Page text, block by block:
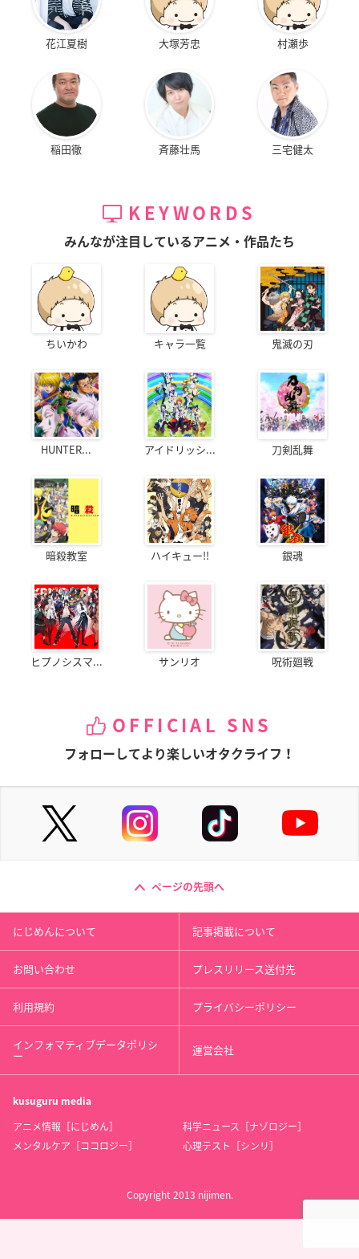
花江夏樹 大塚芳忠 村瀬歩
稲田徹 斉藤壮馬 三宅健太
KEYWORDS
みんなが注目しているアニメ・作品たち
ちいかわ キャラ一覧 鬼滅の刃
HUNTER... アイドリッシ... 刀剣乱舞
暗殺教室 ハイキュー!! 銀魂
ヒプノシスマ... サンリオ 呪術廻戦
OFFICIAL SNS
フォローしてより楽しいオタクライフ！
ページの先頭へ
にじめんについて 記事掲載について
お問い合わせ プレスリリース送付先
利用規約 プライバシーポリシー
インフォマティブデータポリシ
ー 運営会社
kusuguru media
アニメ情報［にじめん］
科学ニュース［ナゾロジー］
メンタルケア［ココロジー］
心理テスト［シンリ］
Copyright 2013 nijimen.